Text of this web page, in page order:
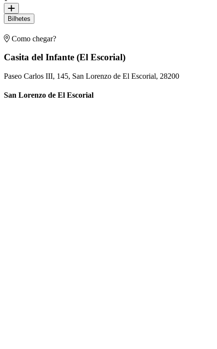
Como chegar?
Casita del Infante (El Escorial)
Paseo Carlos III, 145, San Lorenzo de El Escorial, 28200
San Lorenzo de El Escorial
Bilhetes